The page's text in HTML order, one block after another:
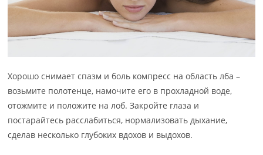
Хорошо снимает спазм и боль компресс на область лба –
возьмите полотенце, намочите его в прохладной воде,
отожмите и положите на лоб. Закройте глаза и
постарайтесь расслабиться, нормализовать дыхание,
сделав несколько глубоких вдохов и выдохов.